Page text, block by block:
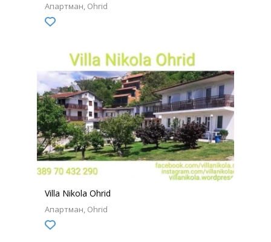
Апартман Ohrid
Villa Nikola Ohrid
Апартман Ohrid